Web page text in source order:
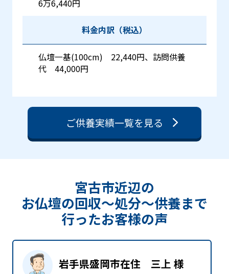
6万6,440円
料金内訳（税込）
仏壇一基(100cm) 22,440円、訪問供養
代 44,000円
ご供養実績一覧を見る
宮古市近辺の
お仏壇の回収〜処分〜供養まで
行ったお客様の声
岩手県盛岡市在住 三上 様